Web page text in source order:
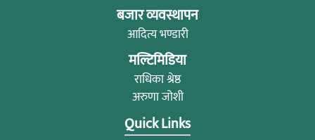
बजार व्यवस्थापन
आदित्य भण्डारी
मल्टिमिडिया
राधिका श्रेष्ठ
अरुणा जोशी
Quick Links